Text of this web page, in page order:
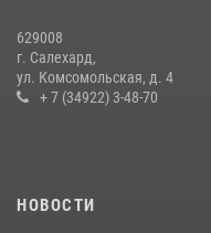
20 июля 2026, 09:03
629008
г. Салехард,
ул. Комсомольская, д. 4
+ 7 (34922) 3-48-70
НОВОСТИ